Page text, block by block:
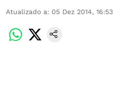
Atualizado a: 05 Dez 2014, 16:53